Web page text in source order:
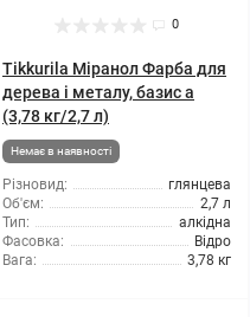
0
Tikkurila Міранол Фарба для
дерева і металу, базис а
(3,78 кг/2,7 л)
Немає в наявності
Різновид:
глянцева
Об'єм:
2,7 л
Тип:
алкідна
Фасовка:
Відро
Вага:
3,78 кг